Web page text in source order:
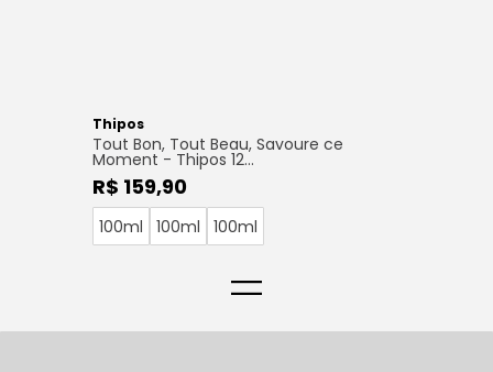
Thipos
Tout Bon, Tout Beau, Savoure ce
Moment - Thipos 12...
R$ 159,90
100ml 100ml 100ml
=